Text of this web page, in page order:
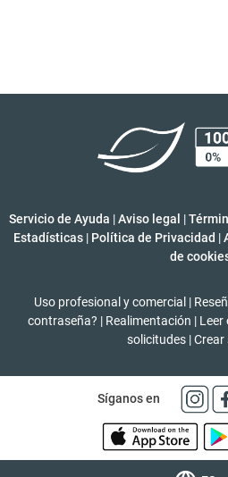
Servicio de Ayuda |Aviso legal |
Estadísticas | Política de Privacidad |
de
Uso profesional y comercial |
contraseña? | Realimentación | Leer
solicitudes |Crear
Síganos en